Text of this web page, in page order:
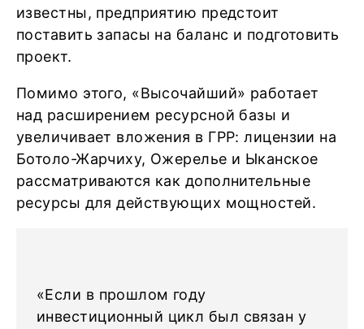
известны, предприятию предстоит
поставить запасы на баланс и подготовить
проект.
Помимо этого, «Высочайший» работает
над расширением ресурсной базы и
увеличивает вложения в ГРР: лицензии на
Ботоло-Жарчиху, Ожерелье и Ыканское
рассматриваются как дополнительные
ресурсы для действующих мощностей.
«Если в прошлом году
инвестиционный цикл был связан у